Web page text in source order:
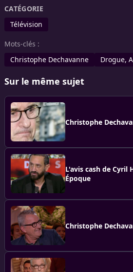
CATÉGORIE
Télévision
Mots-clés :
Christophe Dechavanne
Drogue,
Sur le même sujet
Christophe
L'avis cash de Cyril
Époque
Christophe